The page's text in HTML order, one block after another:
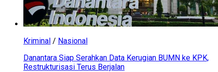
Kriminal / Nasional
Danantara Siap Serahkan Data Kerugian BUMN ke KPK,
Restrukturisasi Terus Berjalan